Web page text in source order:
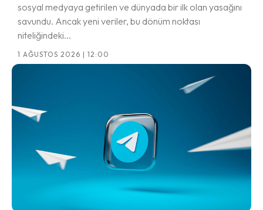
sosyal medyaya getirilen ve dünyada bir ilk olan yasağını
savundu. Ancak yeni veriler, bu dönüm noktası
niteliğindeki...
1 AĞUSTOS 2026 | 12:00